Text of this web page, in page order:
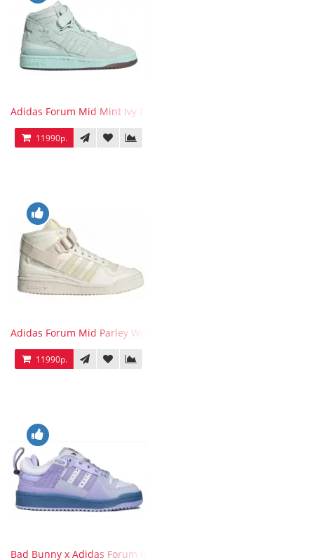
Adidas Forum Mid Mint Ivy Park
11990р.
Adidas Forum Mid Parley Wonder White
11990р.
Bad Bunny x Adidas Forum Buckle Low Purple Blue